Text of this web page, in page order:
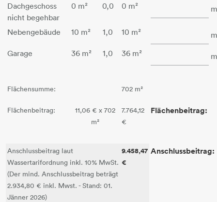
Dachgeschoss
nicht begehbar
0 m² 0,0 0 m² Fläche -
Nebengebäude 10 m² 1,0 10 m² Fläche -
Garage
36 m² 1,0 36 m²
Flächensumme: 702 m²
Flächenbeitrag:
11,06 € x 702
m²
7.764,12
€
Flächenbeitrag:
Anschlussbeitrag laut
Wassertarifordnung inkl. 10% MwSt.
(Der mind. Anschlussbeitrag beträgt
2.934,80 € inkl. Mwst. - Stand: 01.
Jänner 2026)
9.458,47
€
Anschlussbeitrag: